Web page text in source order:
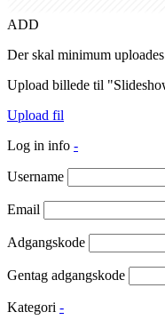
ADD
Der skal minimum
Upload billede til
Upload fil
Log in info -
Username
Email
Adgangskode
Gentag adgangskode
Kategori -